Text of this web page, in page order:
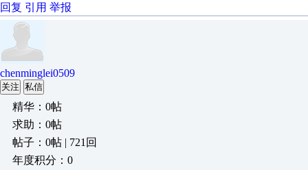
回复 引用 举报
chenminglei0509
关注 私信
精华：0帖
求助：0帖
帖子：0帖 | 721回
年度积分：0